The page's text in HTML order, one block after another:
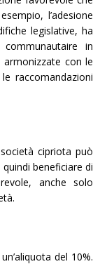
l’adesione
legislative, ha
in
con le
raccomandazioni
cipriota può
beneficiare di
anche solo
del 10%.